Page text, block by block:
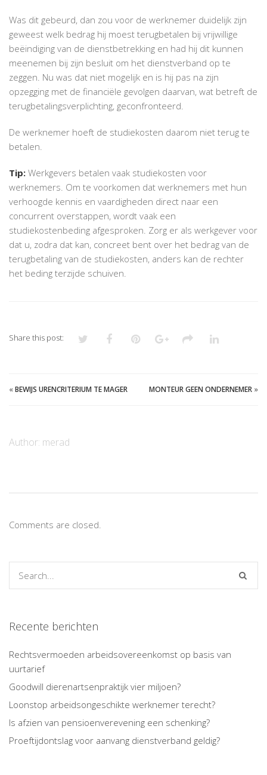
Was dit gebeurd, dan zou voor de werknemer duidelijk zijn
geweest welk bedrag hij moest terugbetalen bij vrijwillige
beëindiging van de dienstbetrekking en had hij dit kunnen
meenemen bij zijn besluit om het dienstverband op te
zeggen. Nu was dat niet mogelijk en is hij pas na zijn
opzegging met de financiële gevolgen daarvan, wat betreft de
terugbetalingsverplichting, geconfronteerd.
De werknemer hoeft de studiekosten daarom niet terug te
betalen.
Tip: Werkgevers betalen vaak studiekosten voor
werknemers. Om te voorkomen dat werknemers met hun
verhoogde kennis en vaardigheden direct naar een
concurrent overstappen, wordt vaak een
studiekostenbeding afgesproken. Zorg er als werkgever voor
dat u, zodra dat kan, concreet bent over het bedrag van de
terugbetaling van de studiekosten, anders kan de rechter
het beding terzijde schuiven.
Share this post:
«BEWIJS URENCRITERIUM TE MAGER MONTEUR GEEN ONDERNEMER »
Author: merad
Comments are closed.
Recente berichten
Rechtsvermoeden arbeidsovereenkomst op basis van
uurtarief
Goodwill dierenartsenpraktijk vier miljoen?
Loonstop arbeidsongeschikte werknemer terecht?
Is afzien van pensioenverevening een schenking?
Proeftijdontslag voor aanvang dienstverband geldig?